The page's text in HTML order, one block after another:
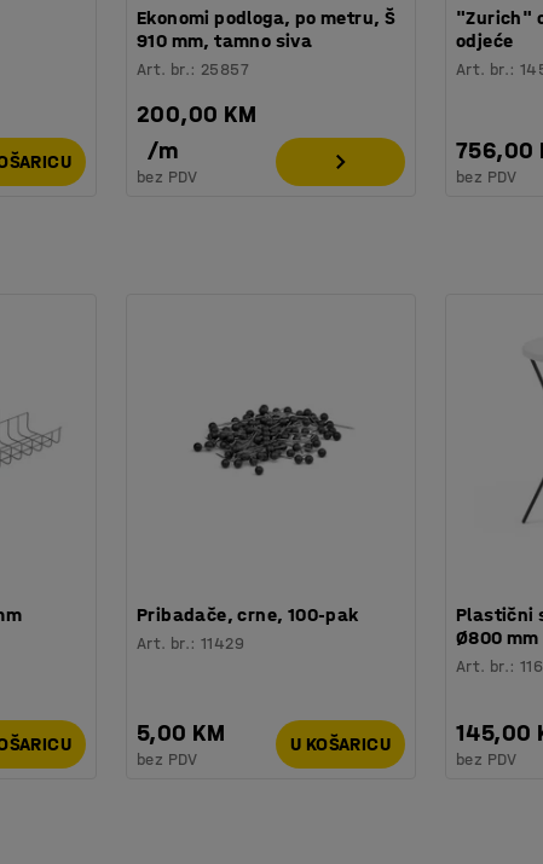
Ekonomi podloga, po metru, Š
910 mm, tamno siva
Art. br.: 25857
200,00 KM
/m
bez PDV
"Zurich"
odjeće
Art. br.:
756,00
bez PDV
Pribadače, crne, 100-pak
Art. br.:11429
5,00 KM
bez PDV
U KOŠARICU
Plastični
Ø800 mm
Art. br.:
145,00
bez PDV